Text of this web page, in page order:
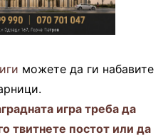
можете да ги набавите
игра треба да
твитнете постот или да